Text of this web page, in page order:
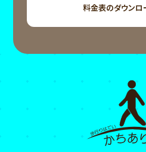
料金表のダウンロ